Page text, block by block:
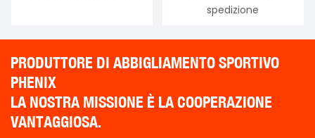
spedizione
PRODUTTORE DI ABBIGLIAMENTO SPORTIVO
PHENIX
LA NOSTRA MISSIONE È LA COOPERAZIONE
VANTAGGIOSA.